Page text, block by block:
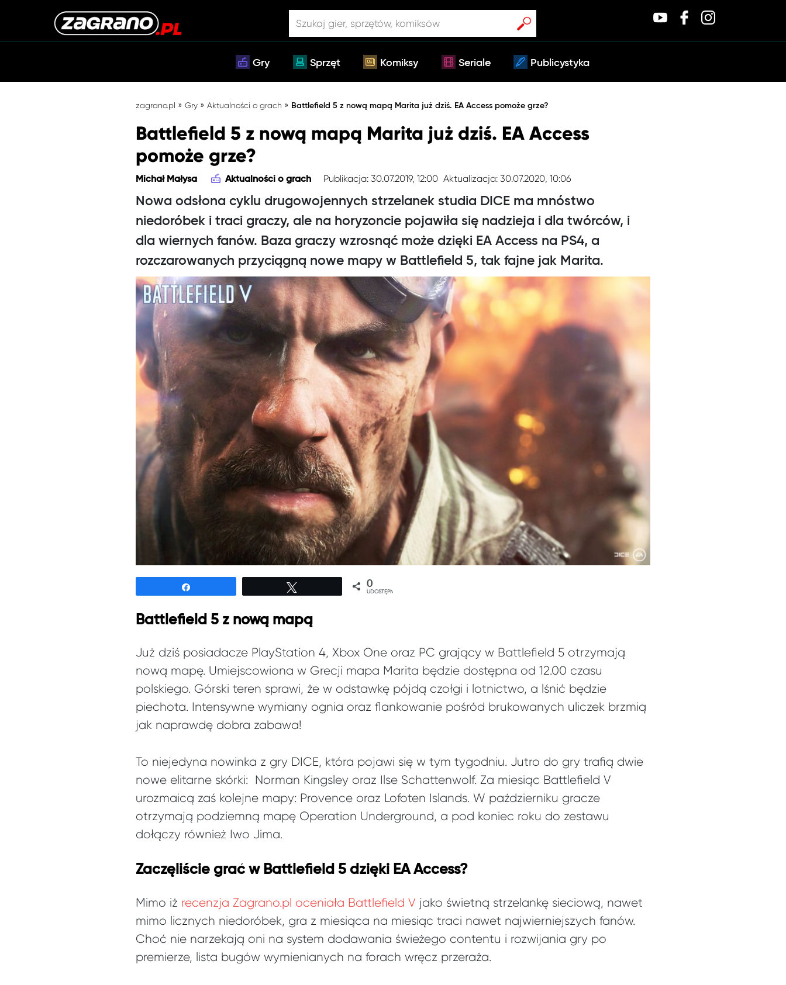
Gry Sprzęt Komiksy Seriale Publicystyka
zagrano.pl » Gry » Aktualności o grach » Battlefield 5 z nową mapą Marita już dziś. EA Access pomoże grze?
Battlefield 5 z nową mapą Marita już dziś. EA Access
pomoże grze?
Michał Małysa Aktualności o grach Publikacja: 30.07.2019, 12:00 Aktualizacja: 30.07.2020, 10:06
Nowa odsłona cyklu drugowojennych strzelanek studia DICE ma mnóstwo
niedoróbek i traci graczy, ale na horyzoncie pojawiła się nadzieja i dla twórców, i
dla wiernych fanów. Baza graczy wzrosnąć może dzięki EA Access na PS4, a
rozczarowanych przyciągną nowe mapy w Battlefield 5, tak fajne jak Marita.
0
UDOSTĘPNIEŃ
Battlefield 5 z nową mapą
Już dziś posiadacze PlayStation 4, Xbox One oraz PC grający w Battlefield 5 otrzymają
nową mapę. Umiejscowiona w Grecji mapa Marita będzie dostępna od 12.00 czasu
polskiego. Górski teren sprawi, że w odstawkę pójdą czołgi i lotnictwo, a lśnić będzie
piechota. Intensywne wymiany ognia oraz flankowanie pośród brukowanych uliczek brzmią
jak naprawdę dobra zabawa!
To niejedyna nowinka z gry DICE, która pojawi się w tym tygodniu. Jutro do gry trafią dwie
nowe elitarne skórki: Norman Kingsley oraz Ilse Schattenwolf. Za miesiąc Battlefield V
urozmaicą zaś kolejne mapy: Provence oraz Lofoten Islands. W październiku gracze
otrzymają podziemną mapę Operation Underground, a pod koniec roku do zestawu
dołączy również Iwo Jima.
Zaczęliście grać w Battlefield 5 dzięki EA Access?
Mimo iż recenzja Zagrano.pl oceniała Battlefield V jako świetną strzelankę sieciową, nawet
mimo licznych niedoróbek, gra z miesiąca na miesiąc traci nawet najwierniejszych fanów.
Choć nie narzekają oni na system dodawania świeżego contentu i rozwijania gry po
premierze, lista bugów wymienianych na forach wręcz przeraża.